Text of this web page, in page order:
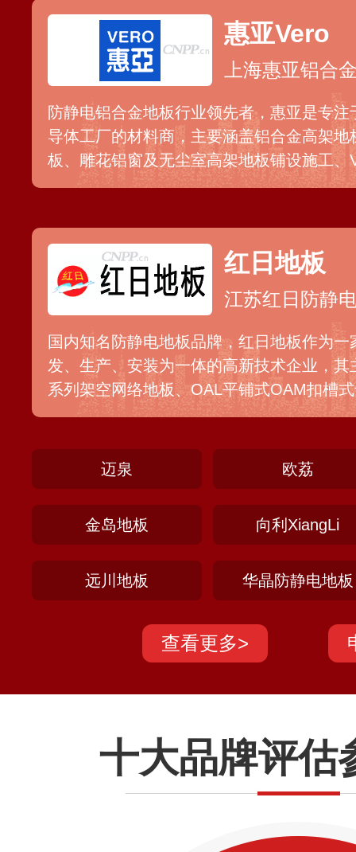
惠亚Vero
上海惠亚铝合
防静电铝合金地板行业领先者，惠亚是专
导体工厂的材料商，主要涵盖铝合金高架
板、雕花铝窗及无尘室高架地板铺设施工
压铸产品等，产品广泛应用于计算机室、
红日地板
江苏红日防静
国内知名防静电地板品牌，红日地板作为
发、生产、安装为一体的高新技术企业，
系列架空网络地板、OAL平铺式OAM扣槽
网络地板、HDG全钢防静电架空地板、
迈泉
欧荔
金岛地板 向利XiangLi
远川地板 华晶防静电地板
查看更多>
十大品牌评估